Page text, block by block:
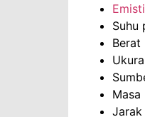
Suhu
Berat
Masa
Jarak